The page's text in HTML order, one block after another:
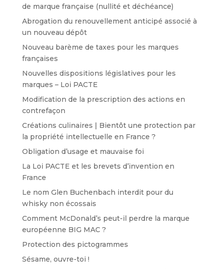
de marque française (nullité et déchéance)
Abrogation du renouvellement anticipé associé à
un nouveau dépôt
Nouveau barème de taxes pour les marques
françaises
Nouvelles dispositions législatives pour les
marques – Loi PACTE
Modification de la prescription des actions en
contrefaçon
Créations culinaires | Bientôt une protection par
la propriété intellectuelle en France ?
Obligation d’usage et mauvaise foi
La Loi PACTE et les brevets d’invention en
France
Le nom Glen Buchenbach interdit pour du
whisky non écossais
Comment McDonald’s peut-il perdre la marque
européenne BIG MAC ?
Protection des pictogrammes
Sésame, ouvre-toi !